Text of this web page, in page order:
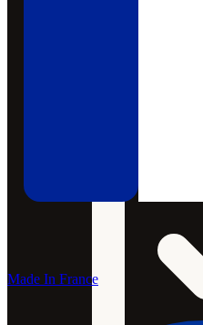
Made In France